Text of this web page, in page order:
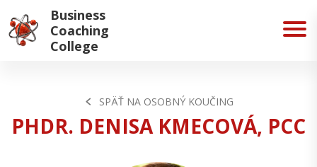
Business
Coaching
College
SPÄŤ NA OSOBNÝ KOUČING
PHDR. DENISA KMECOVÁ, PCC